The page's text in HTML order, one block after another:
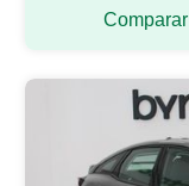
Comparar